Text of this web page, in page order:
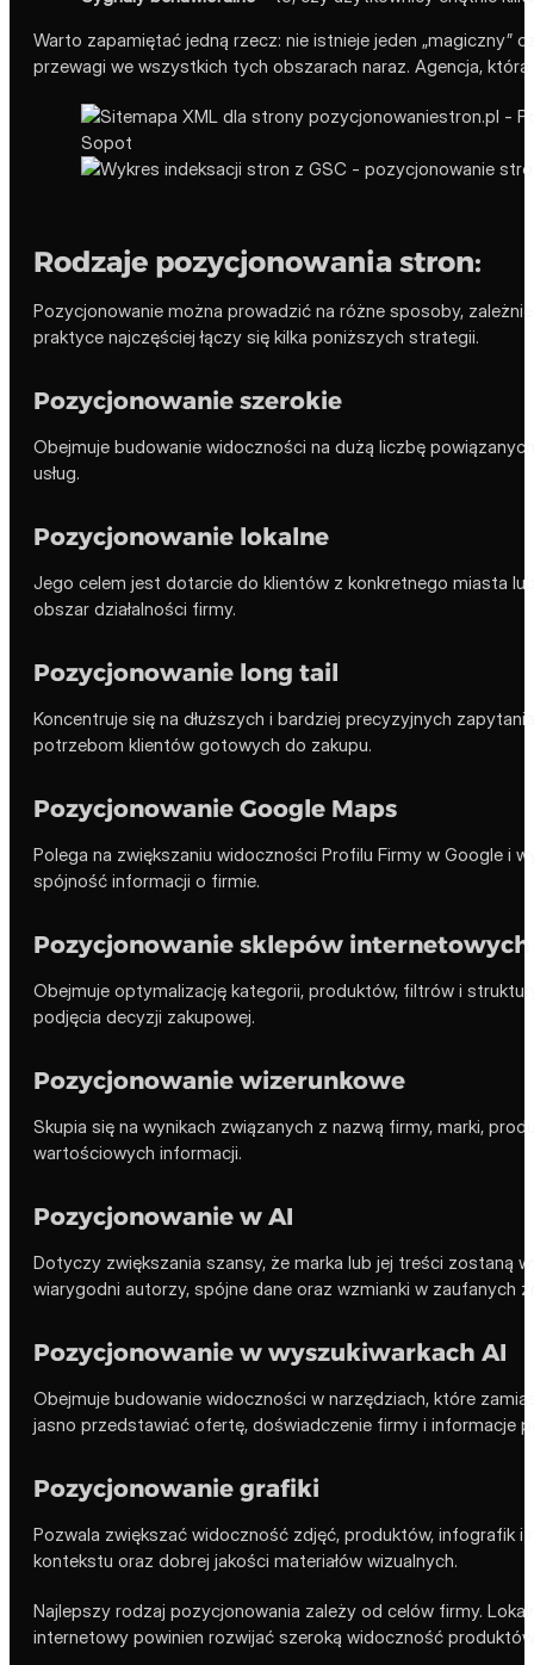
Warto zapamiętać jedną rzecz: nie istnieje jeden
przewagi we wszystkich tych obszarach naraz. Agencja,
Rodzaje pozycjonowania stron:
Pozycjonowanie można prowadzić na różne sposoby,
praktyce najczęściej łączy się kilka poniższych strategii.
Pozycjonowanie szerokie
Obejmuje budowanie widoczności na dużą liczbę
usług.
Pozycjonowanie lokalne
Jego celem jest dotarcie do klientów z konkretnego miasta
obszar działalności firmy.
Pozycjonowanie long tail
Koncentruje się na dłuższych i bardziej precyzyjnych
potrzebom klientów gotowych do zakupu.
Pozycjonowanie Google Maps
Polega na zwiększaniu widoczności Profilu Firmy w Google i
spójność informacji o firmie.
Pozycjonowanie sklepów internetowych
Obejmuje optymalizację kategorii, produktów, filtrów i
podjęcia decyzji zakupowej.
Pozycjonowanie wizerunkowe
Skupia się na wynikach związanych z nazwą firmy, marki,
wartościowych informacji.
Pozycjonowanie w AI
Dotyczy zwiększania szansy, że marka lub jej treści zostaną
wiarygodni autorzy, spójne dane oraz wzmianki w zaufanych
Pozycjonowanie w wyszukiwarkach AI
Obejmuje budowanie widoczności w narzędziach, które
jasno przedstawiać ofertę, doświadczenie firmy i informacje
Pozycjonowanie grafiki
Pozwala zwiększać widoczność zdjęć, produktów, infografik i
kontekstu oraz dobrej jakości materiałów wizualnych.
Najlepszy rodzaj pozycjonowania zależy od celów firmy.
internetowy powinien rozwijać szeroką widoczność